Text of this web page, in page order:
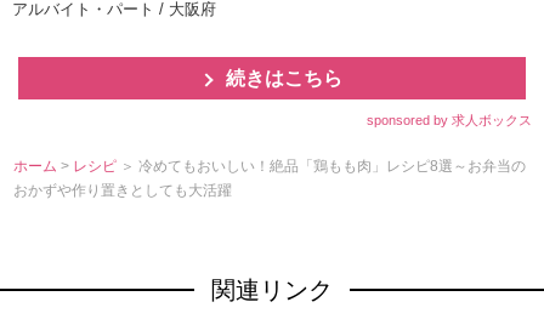
アルバイト・パート / 大阪府
続きはこちら
sponsored by 求人ボックス
ホーム > レシピ ＞ 冷めてもおいしい！絶品「鶏もも肉」レシピ8選～お弁当の
おかずや作り置きとしても大活躍
関連リンク